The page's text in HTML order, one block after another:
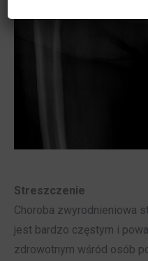
Streszczenie
Choroba zwyrodnieniowa
jest bardzo częstym i
zdrowotnym wśród osób